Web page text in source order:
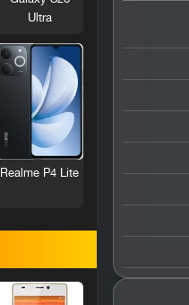
Ultra
Realme P4 Lite